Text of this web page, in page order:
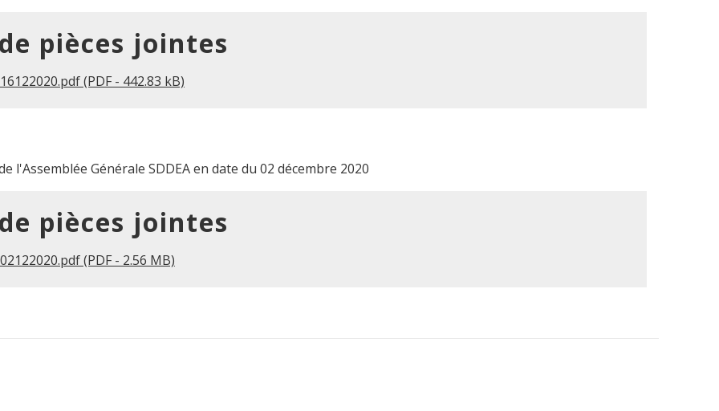
pièces jointes
(PDF - 442.83 kB)
l'Assemblée Générale SDDEA en date du 02 décembre 2020
pièces jointes
(PDF - 2.56 MB)